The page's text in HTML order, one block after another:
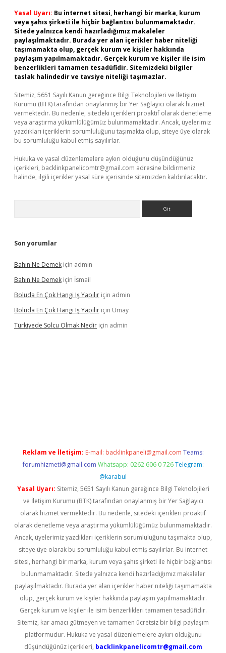
Yasal Uyarı: Bu internet sitesi, herhangi bir marka, kurum
veya şahıs şirketi ile hiçbir bağlantısı bulunmamaktadır.
Sitede yalnızca kendi hazırladığımız makaleler
paylaşılmaktadır. Burada yer alan içerikler haber niteliği
taşımamakta olup, gerçek kurum ve kişiler hakkında
paylaşım yapılmamaktadır. Gerçek kurum ve kişiler ile isim
benzerlikleri tamamen tesadüfidir. Sitemizdeki bilgiler
taslak halindedir ve tavsiye niteliği taşımazlar.
Sitemiz, 5651 Sayılı Kanun gereğince Bilgi Teknolojileri ve İletişim
Kurumu (BTK) tarafından onaylanmış bir Yer Sağlayıcı olarak hizmet
vermektedir. Bu nedenle, sitedeki içerikleri proaktif olarak denetleme
veya araştırma yükümlülüğümüz bulunmamaktadır. Ancak, üyelerimiz
yazdıkları içeriklerin sorumluluğunu taşımakta olup, siteye üye olarak
bu sorumluluğu kabul etmiş sayılırlar.
Hukuka ve yasal düzenlemelere aykırı olduğunu düşündüğünüz
içerikleri, backlinkpanelicomtr@gmail.com adresine bildirmeniz
halinde, ilgili içerikler yasal süre içerisinde sitemizden kaldırılacaktır.
Son yorumlar
Bahın Ne Demek için admin
Bahın Ne Demek için İsmail
Boluda En Çok Hangi Iş Yapılır için admin
Boluda En Çok Hangi Iş Yapılır için Umay
Türkiyede Solcu Olmak Nedir için admin
Reklam ve İletişim: E-mail: backlinkpaneli@gmail.com Teams:
forumhizmeti@gmail.com Whatsapp: 0262 606 0 726 Telegram:
@karabul
Yasal Uyarı: Sitemiz, 5651 Sayılı Kanun gereğince Bilgi Teknolojileri
ve İletişim Kurumu (BTK) tarafından onaylanmış bir Yer Sağlayıcı
olarak hizmet vermektedir. Bu nedenle, sitedeki içerikleri proaktif
olarak denetleme veya araştırma yükümlülüğümüz bulunmamaktadır.
Ancak, üyelerimiz yazdıkları içeriklerin sorumluluğunu taşımakta olup,
siteye üye olarak bu sorumluluğu kabul etmiş sayılırlar. Bu internet
sitesi, herhangi bir marka, kurum veya şahıs şirketi ile hiçbir bağlantısı
bulunmamaktadır. Sitede yalnızca kendi hazırladığımız makaleler
paylaşılmaktadır. Burada yer alan içerikler haber niteliği taşımamakta
olup, gerçek kurum ve kişiler hakkında paylaşım yapılmamaktadır.
Gerçek kurum ve kişiler ile isim benzerlikleri tamamen tesadüfidir.
Sitemiz, kar amacı gütmeyen ve tamamen ücretsiz bir bilgi paylaşım
platformudur. Hukuka ve yasal düzenlemelere aykırı olduğunu
düşündüğünüz içerikleri, backlinkpanelicomtr@gmail.com